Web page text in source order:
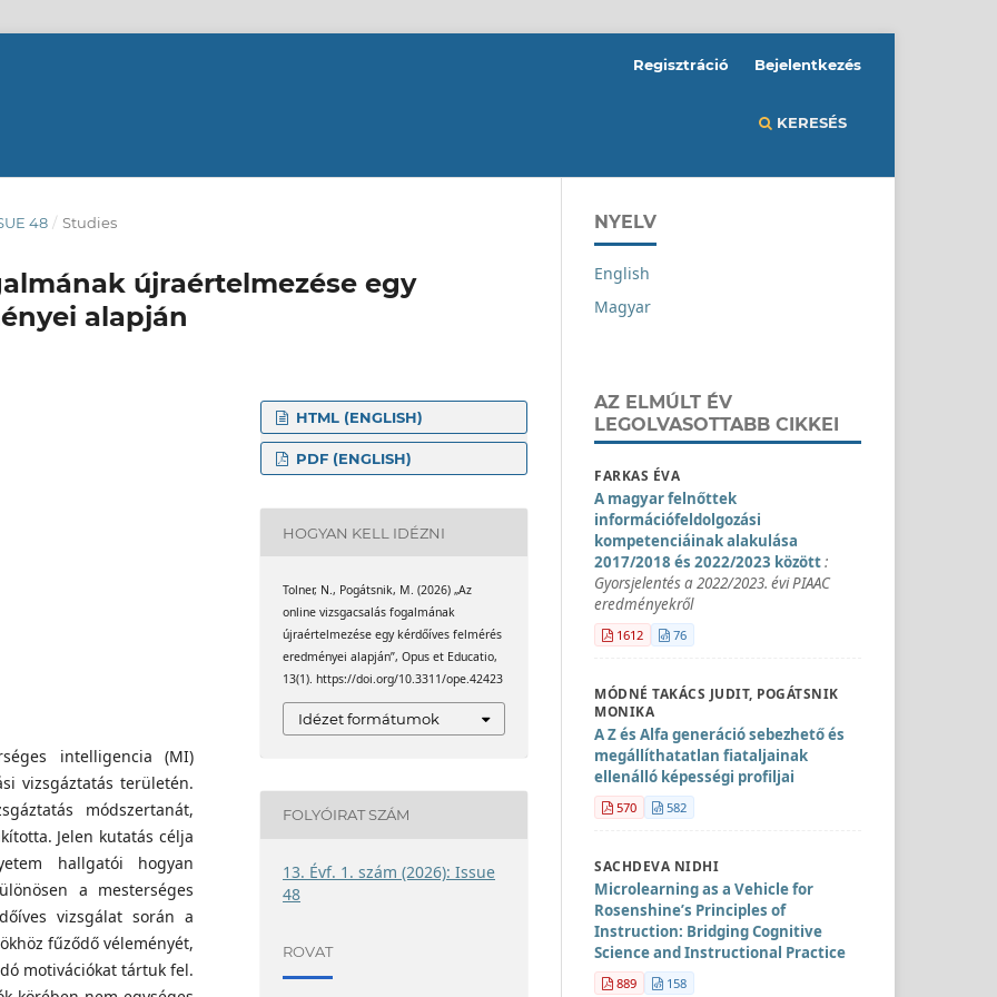
KERESÉS
Regisztráció Bejelentkezés
48 / Studies
újraértelmezése egy
alapján
tanársegédje,
környezetek és
Az egyetem
az akadémiai
megoldások
a Mérnökpedagógiai
valamint a
során több mint
elnökségének, ahol
diskurzusában.
vállal a duális képzés
intelligencia (MI)
vizsgáztatás területén.
módszertanát,
Jelen kutatás célja
hallgatói hogyan
a mesterséges
vizsgálat során a
fűződő véleményét,
motivációkat tártuk fel.
HTML (ENGLISH)
PDF (ENGLISH)
HOGYAN KELL IDÉZNI
Tolner, N., Pogátsnik, M. (2026) „Az
online vizsgacsalás fogalmának
újraértelmezése egy kérdőíves felmérés
eredményei alapján”, Opus et Educatio,
13(1). https://doi.org/10.3311/ope.42423
Idézet formátumok
FOLYÓIRAT SZÁM
13. Évf. 1. szám (2026): Issue
48
ROVAT
NYELV
English
Magyar
AZ ELMÚLT ÉV
LEGOLVASOTTABB CIKKEI
FARKAS ÉVA
A magyar felnőttek
információfeldolgozási
kompetenciáinak alakulása
2017/2018 és 2022/2023 között:
Gyorsjelentés a 2022/2023. évi PIAAC
eredményekről
1612 76
MÓDNÉ TAKÁCS JUDIT, POGÁTSNIK
MONIKA
A Z és Alfa generáció sebezhető és
megállíthatatlan fiataljainak
ellenálló képességi profiljai
570 582
SACHDEVA NIDHI
Microlearning as a Vehicle for
Rosenshine’s Principles of
Instruction: Bridging Cognitive
Science and Instructional Practice
889 158